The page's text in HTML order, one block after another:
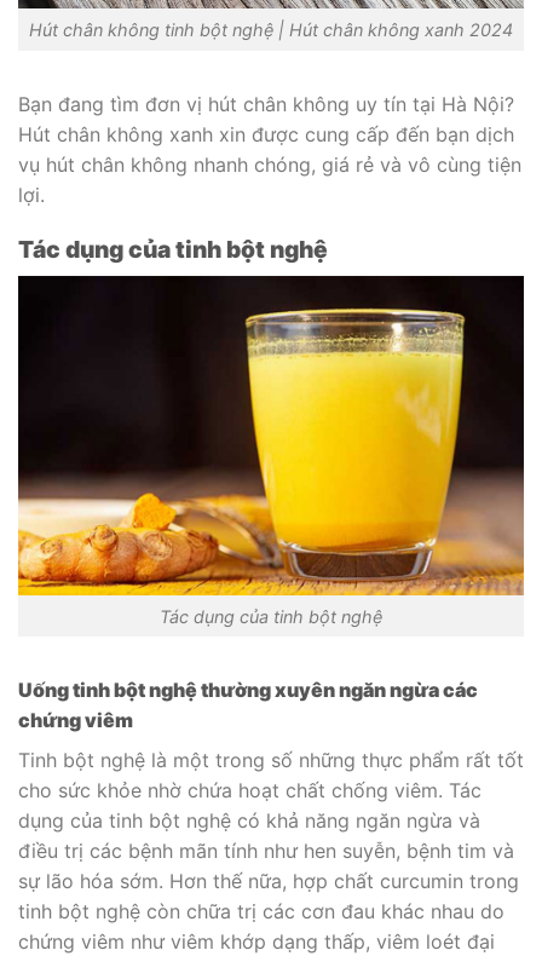
Hút chân không tinh bột nghệ | Hút chân không xanh 2024
Bạn đang tìm đơn vị hút chân không uy tín tại Hà Nội?
Hút chân không xanh xin được cung cấp đến bạn dịch
vụ hút chân không nhanh chóng, giá rẻ và vô cùng tiện
lợi.
Tác dụng của tinh bột nghệ
Tác dụng của tinh bột nghệ
Uống tinh bột nghệ thường xuyên ngăn ngừa các
chứng viêm
Tinh bột nghệ là một trong số những thực phẩm rất tốt
cho sức khỏe nhờ chứa hoạt chất chống viêm. Tác
dụng của tinh bột nghệ có khả năng ngăn ngừa và
điều trị các bệnh mãn tính như hen suyễn, bệnh tim và
sự lão hóa sớm. Hơn thế nữa, hợp chất curcumin trong
tinh bột nghệ còn chữa trị các cơn đau khác nhau do
chứng viêm như viêm khớp dạng thấp, viêm loét đại